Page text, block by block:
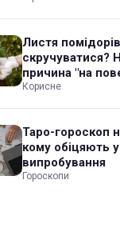
Листя
скручуватися?
причина "на
Корисне
Таро-гороскоп
кому обіцяють
випробування
Гороскопи